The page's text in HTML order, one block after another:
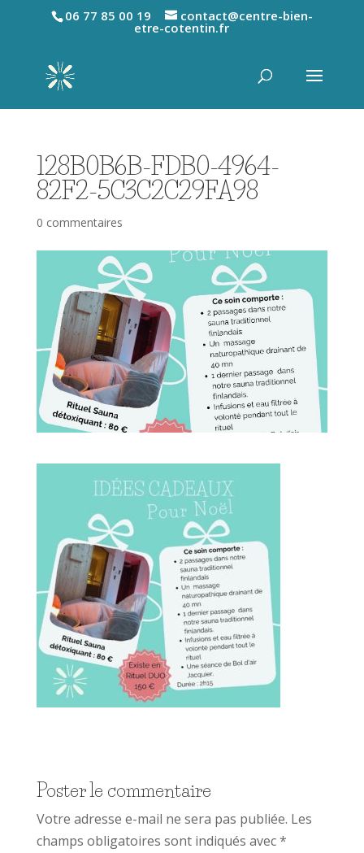
06 77 85 00 19 contact@centre-bien-
etre-cotentin.fr
128B0B6B-FDB0-4964-
82F2-5C3C2C29FA98
0 commentaires
Poster le commentaire
Votre adresse e-mail ne sera pas publiée. Les
champs obligatoires sont indiqués avec*